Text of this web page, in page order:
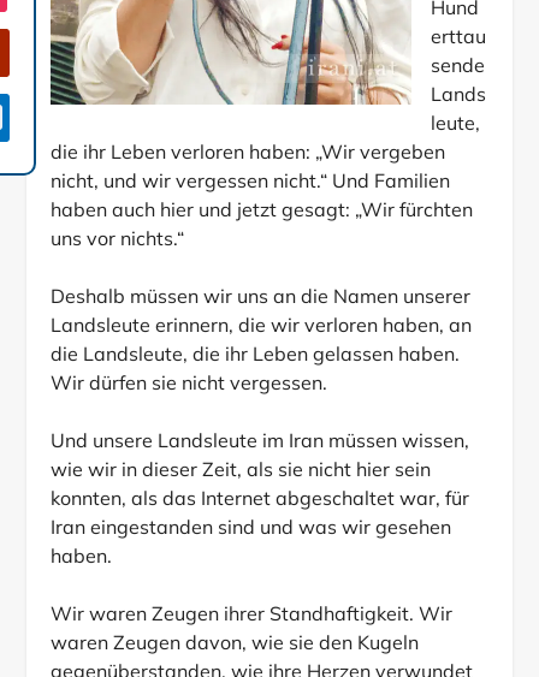
Hund
erttau
sende
Lands
leute,
die ihr Leben verloren haben: „Wir vergeben
nicht, und wir vergessen nicht.“ Und Familien
haben auch hier und jetzt gesagt: „Wir fürchten
uns vor nichts.“
Deshalb müssen wir uns an die Namen unserer
Landsleute erinnern, die wir verloren haben, an
die Landsleute, die ihr Leben gelassen haben.
Wir dürfen sie nicht vergessen.
Und unsere Landsleute im Iran müssen wissen,
wie wir in dieser Zeit, als sie nicht hier sein
konnten, als das Internet abgeschaltet war, für
Iran eingestanden sind und was wir gesehen
haben.
Wir waren Zeugen ihrer Standhaftigkeit. Wir
waren Zeugen davon, wie sie den Kugeln